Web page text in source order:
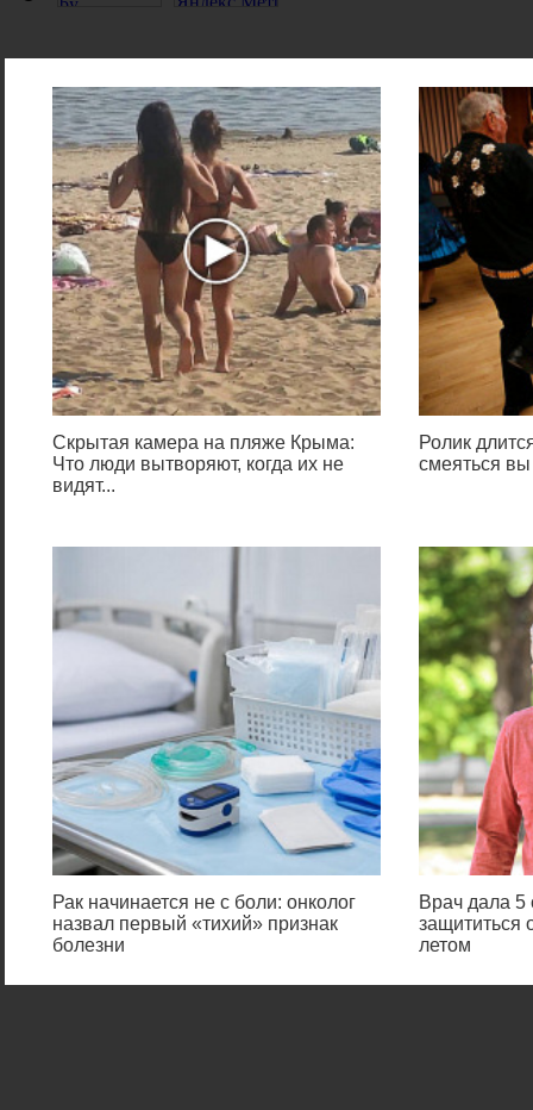
Скрытая камера на пляже Крыма:
Что люди вытворяют, когда их не
видят...
Ролик
смеяться вы
Рак начинается не с боли: онколог
назвал первый «тихий» признак
болезни
Врач дала 5
защититься
летом